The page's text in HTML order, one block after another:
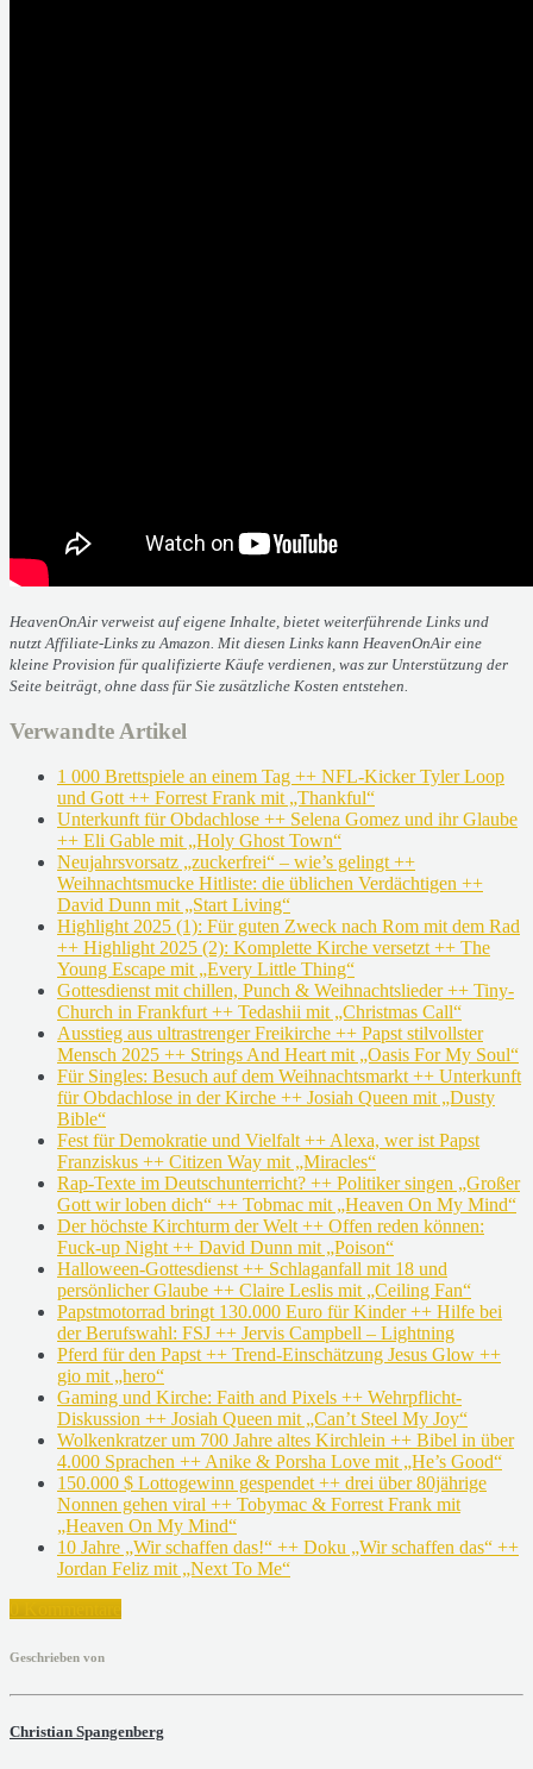
HeavenOnAir verweist auf eigene Inhalte, bietet weiterführende Links und
nutzt Affiliate-Links zu Amazon. Mit diesen Links kann HeavenOnAir eine
kleine Provision für qualifizierte Käufe verdienen, was zur Unterstützung der
Seite beiträgt, ohne dass für Sie zusätzliche Kosten entstehen.
Verwandte Artikel
1 000 Brettspiele an einem Tag ++ NFL-Kicker Tyler Loop
und Gott ++ Forrest Frank mit „Thankful“
Unterkunft für Obdachlose ++ Selena Gomez und ihr Glaube
++ Eli Gable mit „Holy Ghost Town“
Neujahrsvorsatz „zuckerfrei“ – wie’s gelingt ++
Weihnachtsmucke Hitliste: die üblichen Verdächtigen ++
David Dunn mit „Start Living“
Highlight 2025 (1): Für guten Zweck nach Rom mit dem Rad
++ Highlight 2025 (2): Komplette Kirche versetzt ++ The
Young Escape mit „Every Little Thing“
Gottesdienst mit chillen, Punch & Weihnachtslieder ++ Tiny-
Church in Frankfurt ++ Tedashii mit „Christmas Call“
Ausstieg aus ultrastrenger Freikirche ++ Papst stilvollster
Mensch 2025 ++ Strings And Heart mit „Oasis For My Soul“
Für Singles: Besuch auf dem Weihnachtsmarkt ++ Unterkunft
für Obdachlose in der Kirche ++ Josiah Queen mit „Dusty
Bible“
Fest für Demokratie und Vielfalt ++ Alexa, wer ist Papst
Franziskus ++ Citizen Way mit „Miracles“
Rap-Texte im Deutschunterricht? ++ Politiker singen „Großer
Gott wir loben dich“ ++ Tobmac mit „Heaven On My Mind“
Der höchste Kirchturm der Welt ++ Offen reden können:
Fuck-up Night ++ David Dunn mit „Poison“
Halloween-Gottesdienst ++ Schlaganfall mit 18 und
persönlicher Glaube ++ Claire Leslis mit „Ceiling Fan“
Papstmotorrad bringt 130.000 Euro für Kinder ++ Hilfe bei
der Berufswahl: FSJ ++ Jervis Campbell – Lightning
Pferd für den Papst ++ Trend-Einschätzung Jesus Glow ++
gio mit „hero“
Gaming und Kirche: Faith and Pixels ++ Wehrpflicht-
Diskussion ++ Josiah Queen mit „Can’t Steel My Joy“
Wolkenkratzer um 700 Jahre altes Kirchlein ++ Bibel in über
4.000 Sprachen ++ Anike & Porsha Love mit „He’s Good“
150.000 $ Lottogewinn gespendet ++ drei über 80jährige
Nonnen gehen viral ++ Tobymac & Forrest Frank mit
„Heaven On My Mind“
10 Jahre „Wir schaffen das!“ ++ Doku „Wir schaffen das“ ++
Jordan Feliz mit „Next To Me“
Geschrieben von
Christian Spangenberg